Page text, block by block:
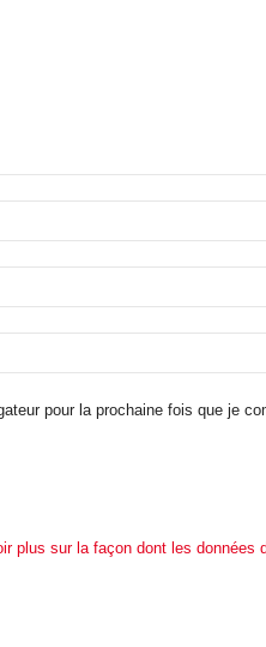
pour la prochaine fois que je
plus sur la façon dont les données